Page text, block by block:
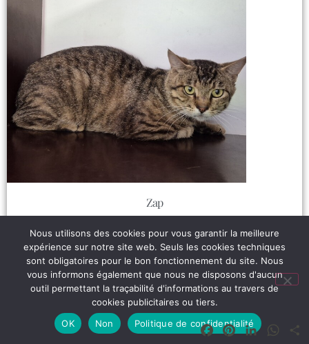
Zap
Facebook
PinterestLinkedIn
Nous utilisons des cookies pour vous garantir la meilleure
expérience sur notre site web. Seuls les cookies techniques
sont obligatoires pour le bon fonctionnement du site. Nous
vous informons également que nous ne disposons d'aucun
outil permettant la traçabilité d'informations au travers de
cookies publicitaires ou tiers.
OK
Non Politique de confidentialité